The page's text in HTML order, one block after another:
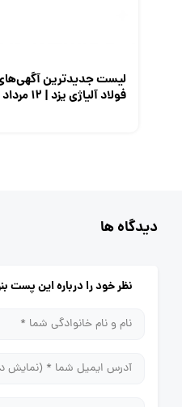
لیست جدیدترین
فولاد آلیاژی یزد | ۱۲ مرداد ۱۴۰۵
دیدگاه ها
نظر خود را درباره این پست